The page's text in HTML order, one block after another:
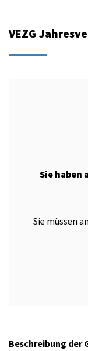
VEZG
Sie haben
Sie müssen
Beschreibung der